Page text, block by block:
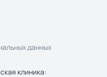
данных
клиника: